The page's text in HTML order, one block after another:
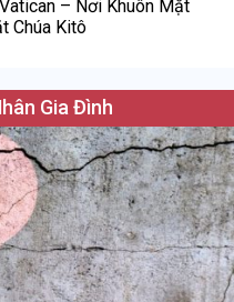
– Nơi Khuôn Mặt
Chúa Kitô
Gia Đình